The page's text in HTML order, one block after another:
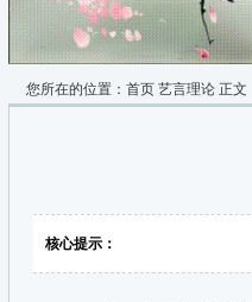
您所在的位置： 首页 艺言理论 正文
核心提示：